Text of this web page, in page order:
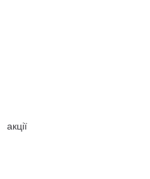
акції